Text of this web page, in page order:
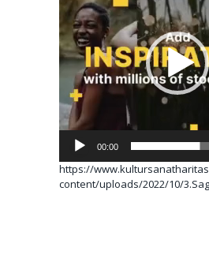
00:00
https://
content/uploads/2022/10/